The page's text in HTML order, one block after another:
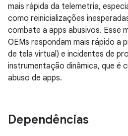
mais rápida da telemetria,
como reinicializações
combate a apps abusivos. Esse
OEMs respondam mais rápido a
de tela virtual) e incidentes de
instrumentação dinâmica, que é
abuso de apps.
Dependências